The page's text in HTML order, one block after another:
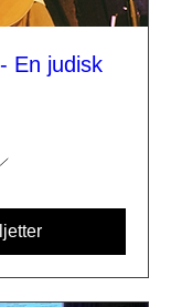
En judisk